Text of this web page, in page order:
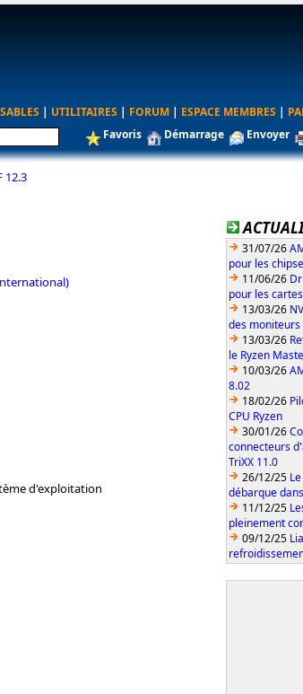
| UTILITAIRES | FORUM | ESPACE MEMBRES |
Favoris Démarrage Envoyer
12.3
d'exploitation
31/07/26
pour les
11/06/26
pour les
13/03/26
des moniteurs
13/03/26
le Ryzen
10/03/26
8.02
18/02/26
CPU Ryzen
30/01/26
connecteurs
TriXX 11.0
26/12/25
débarque
11/12/25
pleinement
09/12/25